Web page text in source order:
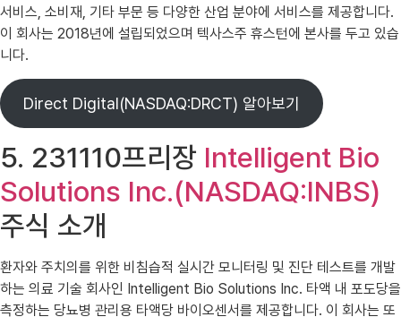
서비스, 소비재, 기타 부문 등 다양한 산업 분야에 서비스를 제공합니다.
이 회사는 2018년에 설립되었으며 텍사스주 휴스턴에 본사를 두고 있습
니다.
Direct Digital(NASDAQ:DRCT) 알아보기
5. 231110프리장 Intelligent Bio
Solutions Inc.(NASDAQ:INBS)
주식 소개
환자와 주치의를 위한 비침습적 실시간 모니터링 및 진단 테스트를 개발
하는 의료 기술 회사인 Intelligent Bio Solutions Inc. 타액 내 포도당을
측정하는 당뇨병 관리용 타액당 바이오센서를 제공합니다. 이 회사는 또